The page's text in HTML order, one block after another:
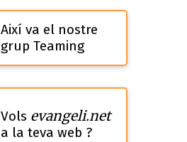
Així va el nostre
grup Teaming
Vols evangeli.net
a la teva web ?